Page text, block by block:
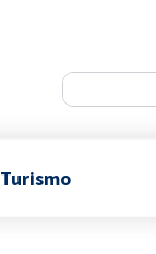
Turismo